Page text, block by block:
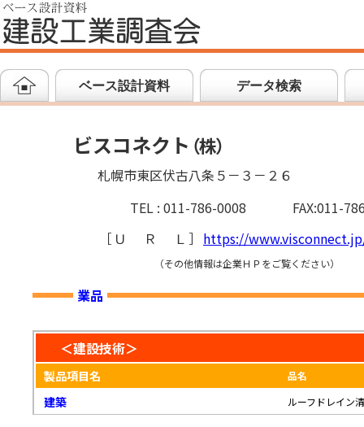
ベース設計資料 データ検索
ビスコネクト（株）
札幌市東区伏古八条５－３－２６
TEL : 011-786-0008
FAX:011-
［ ＵＲＬ ］ https://
（その他情報は企業ＨＰをご覧ください）
業品
＜建設技術＞
製品項目名 品名
建築 ルーフドレイン